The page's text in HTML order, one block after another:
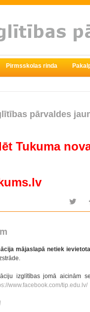
Pirmsskolas rinda
pārvaldes
Tukuma
mājaslapā netiek ievietota
izglītības jomā aicinām
www.facebook.com/tip.edu.lv/